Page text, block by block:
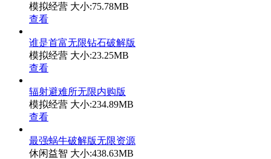
模拟经营 大小:75.78MB
查看
谁是首富无限钻石破解版
模拟经营 大小:23.25MB
查看
辐射避难所无限内购版
模拟经营 大小:234.89MB
查看
最强蜗牛破解版无限资源
休闲益智 大小:438.63MB